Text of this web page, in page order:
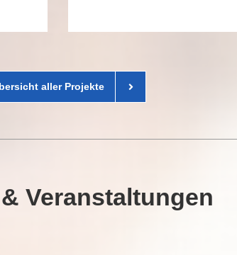
aller Projekte
Veranstaltungen